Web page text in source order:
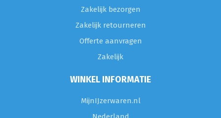
Zakelijk bezorgen
Zakelijk retourneren
Offerte aanvragen
Zakelijk
WINKEL INFORMATIE
MijnIJzerwaren.nl